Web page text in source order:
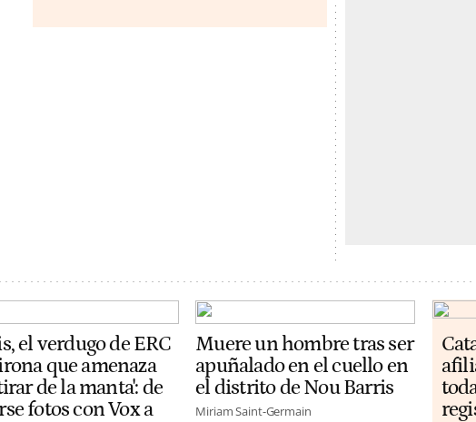
el verdugo de ERC
que amenaza
de la manta': de
fotos con Vox a
Muere un hombre tras ser
apuñalado en el cuello en
el distrito de Nou Barris
Miriam Saint-Germain